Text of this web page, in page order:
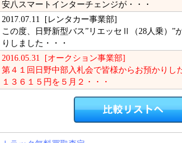
安八スマートインターチェンジが・・・
2017.07.11 [レンタカー事業部]
この度、日野新型バス”リエッセⅡ（28人乗）”
りしました・・・
2016.05.31 [オークション事業部]
第４１回日野中部入札会で皆様からお預かりし
１３６１５円を５月２・・・